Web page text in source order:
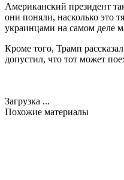
Американский президент
они поняли, насколько это
украинцами на самом деле
Кроме того, Трамп
допустил, что тот может
Загрузка ...
Похожие материалы